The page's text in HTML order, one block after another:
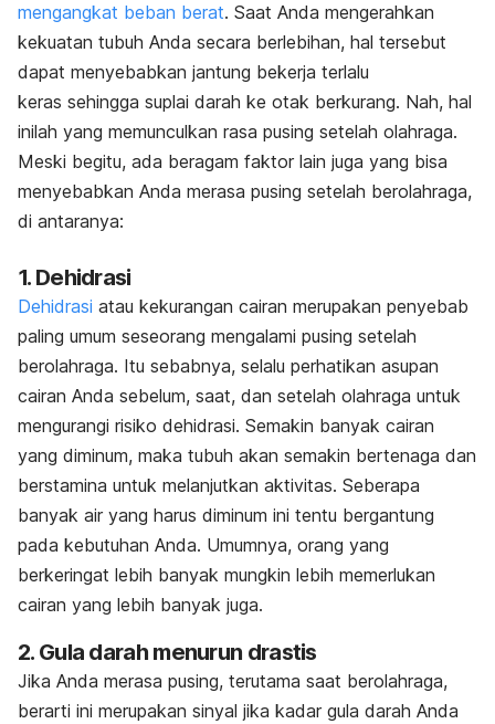
mengangkat beban berat. Saat Anda mengerahkan
kekuatan tubuh Anda secara berlebihan, hal tersebut
dapat menyebabkan jantung bekerja terlalu
keras sehingga suplai darah ke otak berkurang. Nah, hal
inilah yang memunculkan rasa pusing setelah olahraga.
Meski begitu, ada beragam faktor lain juga yang bisa
menyebabkan Anda merasa pusing setelah berolahraga,
di antaranya:
1. Dehidrasi
Dehidrasi atau kekurangan cairan merupakan penyebab
paling umum seseorang mengalami pusing setelah
berolahraga. Itu sebabnya, selalu perhatikan asupan
cairan Anda sebelum, saat, dan setelah olahraga untuk
mengurangi risiko dehidrasi. Semakin banyak cairan
yang diminum, maka tubuh akan semakin bertenaga dan
berstamina untuk melanjutkan aktivitas. Seberapa
banyak air yang harus diminum ini tentu bergantung
pada kebutuhan Anda. Umumnya, orang yang
berkeringat lebih banyak mungkin lebih memerlukan
cairan yang lebih banyak juga.
2. Gula darah menurun drastis
Jika Anda merasa pusing, terutama saat berolahraga,
berarti ini merupakan sinyal jika kadar gula darah Anda